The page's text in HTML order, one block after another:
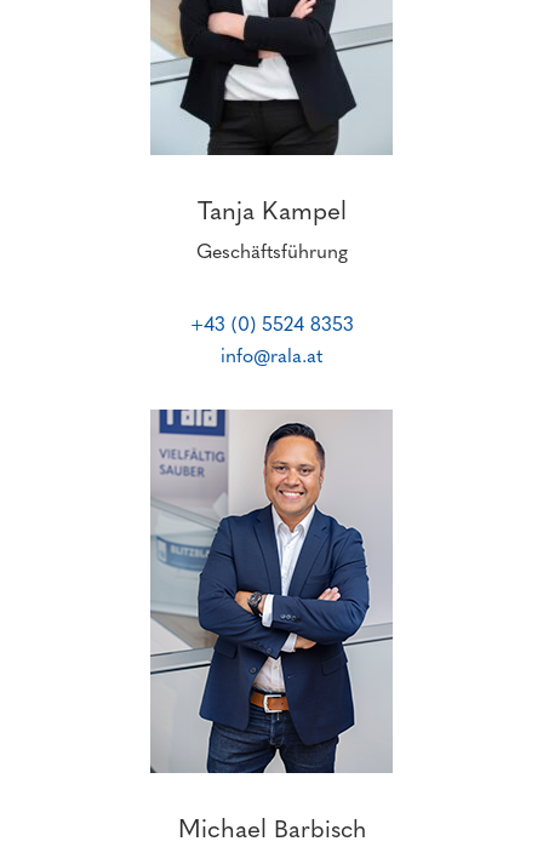
Tanja Kampel
Geschäftsführung
+43 (0) 5524 8353
info@rala.at
Michael Barbisch